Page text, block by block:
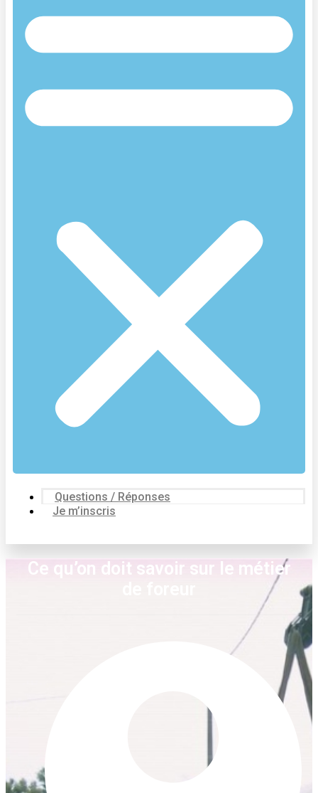
Questions / Réponses
Je m’inscris
Ce qu’on doit savoir sur le métier